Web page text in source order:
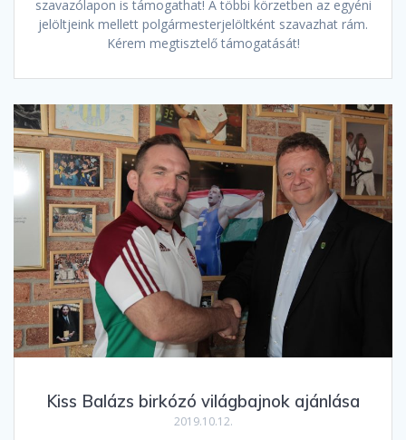
szavazólapon is támogathat! A többi körzetben az egyéni
jelöltjeink mellett polgármesterjelöltként szavazhat rám.
Kérem megtisztelő támogatását!
Kiss Balázs birkózó világbajnok ajánlása
2019.10.12.